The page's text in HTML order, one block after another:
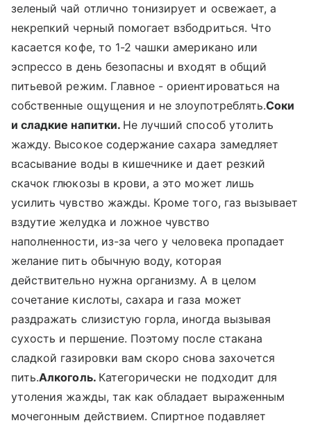
зеленый чай отлично тонизирует и освежает, а
некрепкий черный помогает взбодриться. Что
касается кофе, то 1-2 чашки американо или
эспрессо в день безопасны и входят в общий
питьевой режим. Главное - ориентироваться на
собственные ощущения и не злоупотреблять.Соки
и сладкие напитки. Не лучший способ утолить
жажду. Высокое содержание сахара замедляет
всасывание воды в кишечнике и дает резкий
скачок глюкозы в крови, а это может лишь
усилить чувство жажды. Кроме того, газ вызывает
вздутие желудка и ложное чувство
наполненности, из-за чего у человека пропадает
желание пить обычную воду, которая
действительно нужна организму. А в целом
сочетание кислоты, сахара и газа может
раздражать слизистую горла, иногда вызывая
сухость и першение. Поэтому после стакана
сладкой газировки вам скоро снова захочется
пить.Алкоголь. Категорически не подходит для
утоления жажды, так как обладает выраженным
мочегонным действием. Спиртное подавляет